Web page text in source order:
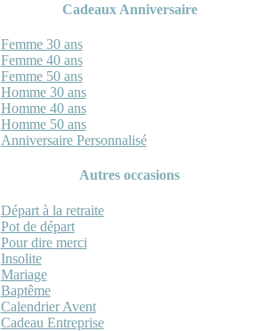
Cadeaux Anniversaire
Femme 30 ans
Femme 40 ans
Femme 50 ans
Homme 30 ans
Homme 40 ans
Homme 50 ans
Anniversaire Personnalisé
Autres occasions
Départ à la retraite
Pot de départ
Pour dire merci
Insolite
Mariage
Baptême
Calendrier Avent
Cadeau Entreprise